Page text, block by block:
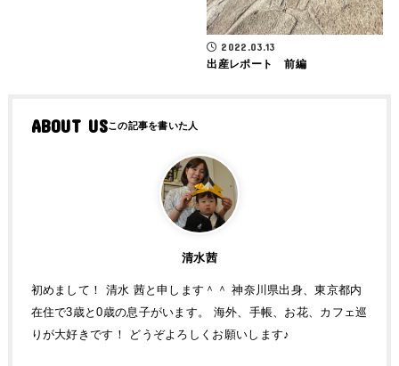
2022.03.13
出産レポート 前編
ABOUT US
清水茜
初めまして！ 清水 茜と申します＾＾ 神奈川県出身、東京都内
在住で3歳と0歳の息子がいます。 海外、手帳、お花、カフェ巡
りが大好きです！ どうぞよろしくお願いします♪